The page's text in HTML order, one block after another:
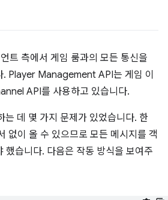
트 측에서 게임 룸과의 모든 통신을
. Player Management API는 게임 이
API를 사용하고 있습니다.
데 몇 가지 문제가 있었습니다. 한
없이 올 수 있으므로 모든 메시지를 객
했습니다. 다음은 작동 방식을 보여주